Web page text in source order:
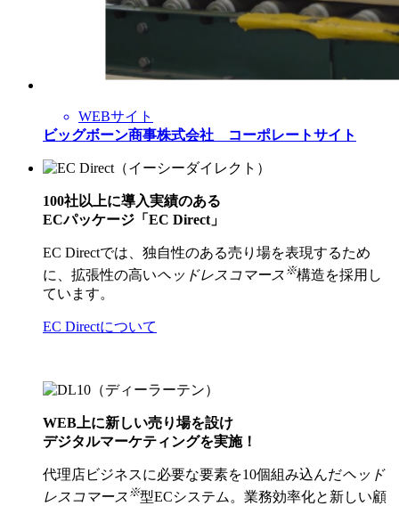
WEBサイト
ビッグボーン商事株式会社 コーポレートサイト
100社以上に導入実績のある
ECパッケージ「EC Direct」
EC Directでは、独自性のある売り場を表現するため
に、拡張性の高いヘッドレスコマース ※構造を採用し
ています。
EC Directについて
WEB上に新しい売り場を設け
デジタルマーケティングを実施！
代理店ビジネスに必要な要素を10個組み込んだヘッド
レスコマース ※型ECシステム。業務効率化と新しい顧